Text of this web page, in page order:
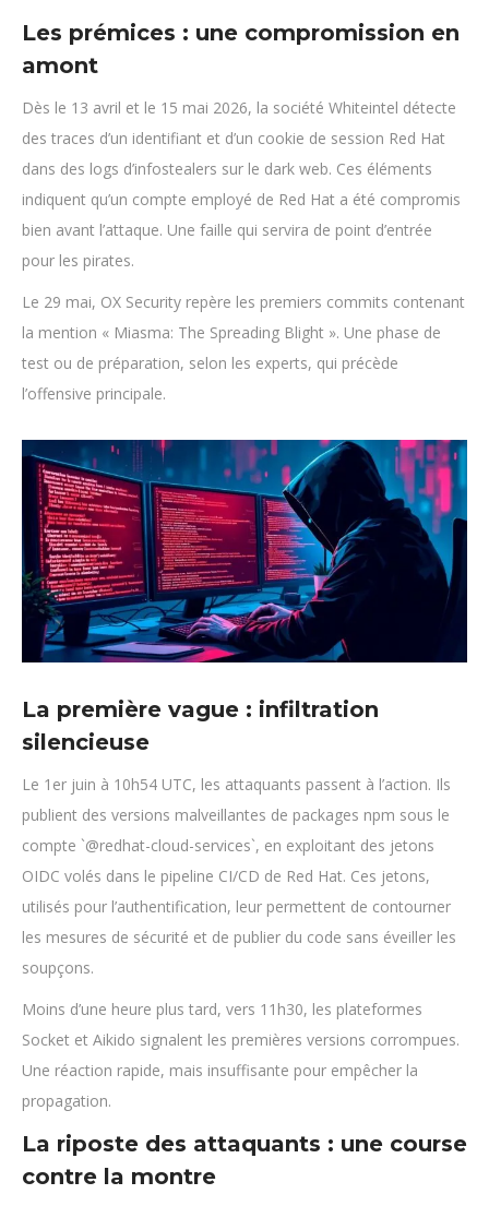
Les prémices : une compromission en
amont
Dès le 13 avril et le 15 mai 2026, la société Whiteintel détecte
des traces d’un identifiant et d’un cookie de session Red Hat
dans des logs d’infostealers sur le dark web. Ces éléments
indiquent qu’un compte employé de Red Hat a été compromis
bien avant l’attaque. Une faille qui servira de point d’entrée
pour les pirates.
Le 29 mai, OX Security repère les premiers commits contenant
la mention « Miasma: The Spreading Blight ». Une phase de
test ou de préparation, selon les experts, qui précède
l’offensive principale.
La première vague : infiltration
silencieuse
Le 1er juin à 10h54 UTC, les attaquants passent à l’action. Ils
publient des versions malveillantes de packages npm sous le
compte `@redhat-cloud-services`, en exploitant des jetons
OIDC volés dans le pipeline CI/CD de Red Hat. Ces jetons,
utilisés pour l’authentification, leur permettent de contourner
les mesures de sécurité et de publier du code sans éveiller les
soupçons.
Moins d’une heure plus tard, vers 11h30, les plateformes
Socket et Aikido signalent les premières versions corrompues.
Une réaction rapide, mais insuffisante pour empêcher la
propagation.
La riposte des attaquants : une course
contre la montre